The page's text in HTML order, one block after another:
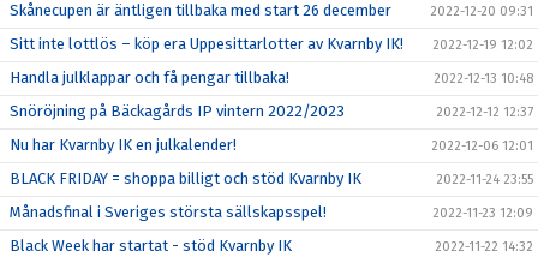
Skånecupen är äntligen tillbaka med start 26 december 2022-12-20 09:31
Sitt inte lottlös – köp era Uppesittarlotter av Kvarnby IK! 2022-12-19 12:02
Handla julklappar och få pengar tillbaka! 2022-12-13 10:48
Snöröjning på Bäckagårds IP vintern 2022/2023 2022-12-12 12:37
Nu har Kvarnby IK en julkalender! 2022-12-06 12:01
BLACK FRIDAY = shoppa billigt och stöd Kvarnby IK 2022-11-24 23:55
Månadsfinal i Sveriges största sällskapsspel! 2022-11-23 12:09
Black Week har startat - stöd Kvarnby IK 2022-11-22 14:32